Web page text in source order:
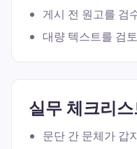
게시 전 원고를 검
대량 텍스트를 검
실무 체크리
문단 간 문체가 갑